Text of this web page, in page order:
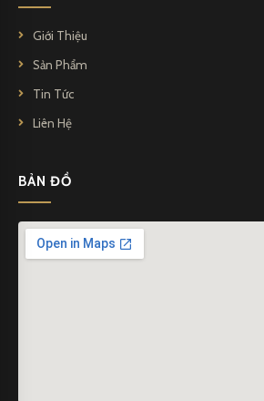
Giới Thiệu
Sản Phẩm
Tin Tức
Liên Hệ
BẢN ĐỒ